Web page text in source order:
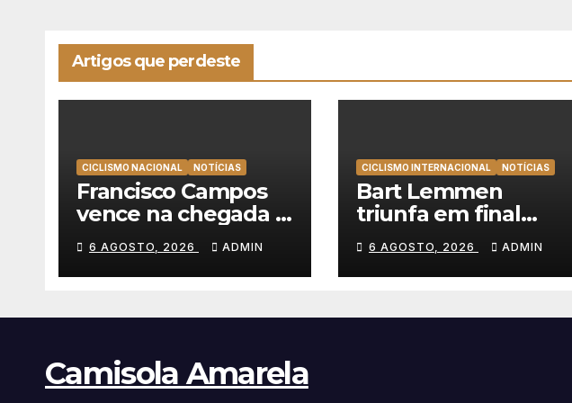
Artigos que perdeste
CICLISMO NACIONAL NOTÍCIAS
Francisco Campos
vence na chegada a
Sintra, Rui Oliveira
veste de amarelo na
Volta a Portugal
6 AGOSTO, 2026 ADMIN
CICLISMO INTERNACIONAL NOTÍCIAS
Bart Lemmen
triunfa em final
emocionante e
alcança a primeira
vitória da carreira na
6 AGOSTO, 2026 ADMIN
Camisola Amarela